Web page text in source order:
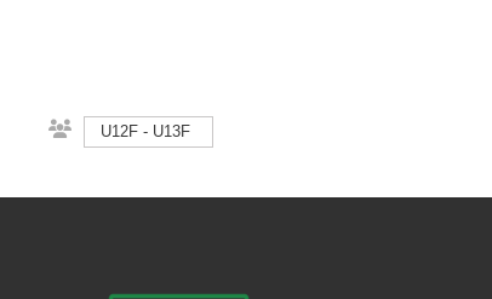
U12F - U13F